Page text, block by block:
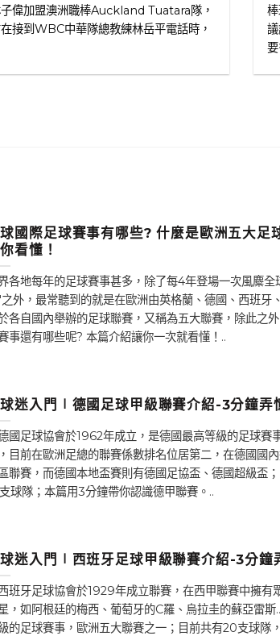
偉加盟澳洲職棒Auckland Tuatara隊，
接到WBC中華隊總教練林岳平電話時，
國際足球賽事有哪些? 什麼是歐洲五大足
看懂！
各地每年的足球賽事甚多，除了每4年登場一次風麋全
外，最常聽到的就是在歐洲由英格蘭、德國、西班牙
各自國內舉辦的足球聯賽，又稱為五大聯賽，除此之
事還有哪些呢? 本篇介紹讓你一次就看懂！..
迷入門∣德國足球甲級聯賽介紹-3分鐘弄
國足球協會於1962年成立，是德國最高等級的足球賽
目前在歐洲足總的聯賽係數排名位居第二，在德國國
聯賽，而德國本地盃賽則有德國足協盃、德國超級盃
球隊；本篇用3分鐘帶你認識德甲聯賽。..
迷入門∣西班牙足球甲級聯賽介紹-3分鐘
班牙足球協會於1929年成立聯賽，在西甲聯賽中擁有
，如阿根廷的梅西、葡萄牙的C羅、烏拉圭的蘇亞雷
的足球賽事，歐洲五大聯賽之一；目前共有20支球隊